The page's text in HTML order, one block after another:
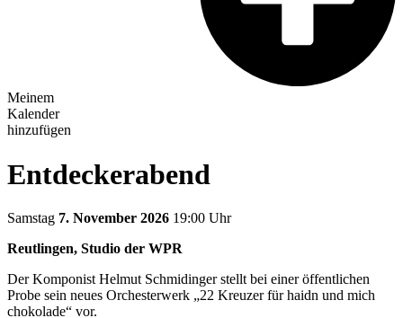
Meinem
Kalender
hinzufügen
Entdeckerabend
Samstag 7. November 2026 19:00 Uhr
Reutlingen, Studio der WPR
Der Komponist Helmut Schmidinger stellt bei einer öffentlichen
Probe sein neues Orchesterwerk „22 Kreuzer für haidn und mich
chokolade“ vor.